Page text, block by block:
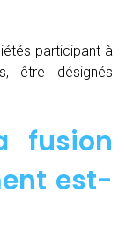
participant à
être désignés
fusion
est-